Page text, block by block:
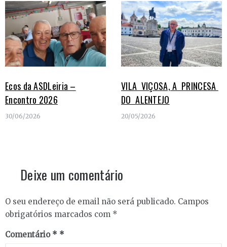
Ecos da ASDLeiria –
Encontro 2026
30/06/2026
VILA VIÇOSA, A PRINCESA
DO ALENTEJO
20/05/2026
Deixe um comentário
O seu endereço de email não será publicado. Campos
obrigatórios marcados com *
Comentário *